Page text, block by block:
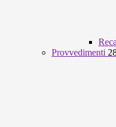
Provvedimenti